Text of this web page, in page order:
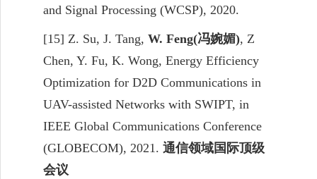
and Signal Processing (WCSP), 2020.
[15] Z. Su, J. Tang, W. Feng(冯婉媚), Z
Chen, Y. Fu, K. Wong, Energy Efficiency
Optimization for D2D Communications in
UAV-assisted Networks with SWIPT, in
IEEE Global Communications Conference
(GLOBECOM), 2021. 通信领域国际顶级
会议